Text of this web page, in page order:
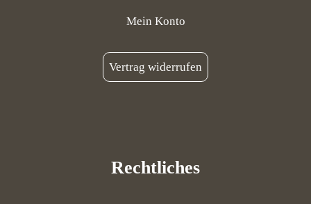
Mein Konto
Vertrag widerrufen
Rechtliches